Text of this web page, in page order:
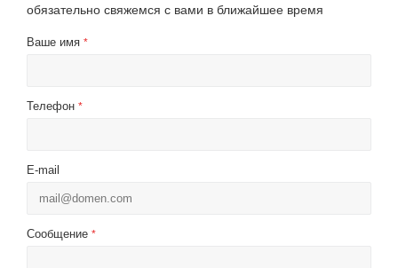
обязательно свяжемся с вами в ближайшее время
Ваше имя *
Телефон *
E-mail
Сообщение *